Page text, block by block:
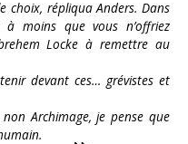
choix, répliqua Anders. Dans
à moins que vous n’offriez
Locke à remettre au
devant ces… grévistes et
Archimage, je pense que